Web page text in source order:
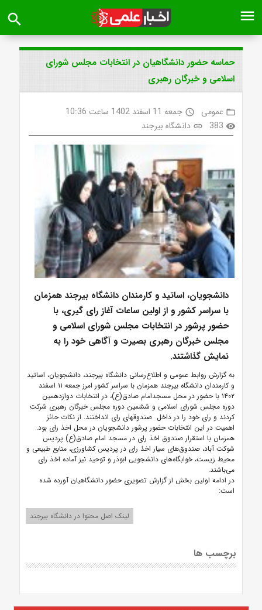
menu
search
حماسه حضور دانشگاهیان در انتخابات مجلس شورای
اسلامی و خبرگان رهبری
folder_open عمومی access_time جمعه 11 اسفند 1402 ساعت 10:36
visibility
383
link دانشگاه بیرجند
دانشجویان، اساتید و کارمندان دانشگاه بیرجند همزمان
با سراسر کشور و از اولین ساعات آغاز رای گیری، با
حضور پرشور در انتخابات مجلس شورای اسلامی و
مجلس خبرگان رهبری بصیرت و آگاهی خود را به
نمایش گذاشتند.
به گزارش روابط عمومی و اطلاع‌رسانی دانشگاه بیرجند، دانشجویان، اساتید
و کارمندان دانشگاه بیرجند همزمان با سراسر کشور امرز جمعه ۱۱ اسفند
۱۴۰۲ با حضور در محل مسجدامام صادق(ع)، در انتخابات دوازدهمین
دوره مجلس شورای اسلامی و ششمین دوره مجلس خبرگان رهبری شرکت
کردند و رای خود را در داخل صندوقهای رای انداختند. از نکات حائز
اهمیت در این انتخابات حضور پرشور دانشجویان در محل اخذ رای بود.
همزمان با استقرار صندوق اخذ رای در مسجد امام صادق(ع) پردیس
شوکت آباد، صندوق‌های سیار اخذ رای در پردیس کشاورزی، منابع طبیعی و
محیط زیست، خوابگاه‌های دانشجویی ابوذر و توحید نیز آماده اخذ رای
می‌باشند.
در ادامه اولین بخش از گزارش تصویری حضور دانشگاهیان آورده شده
است:
لینک اصل محتوا در دانشگاه بیرجند
برچسب ها